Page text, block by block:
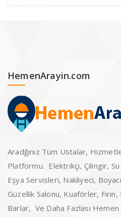
HemenArayin.com
Aradğınız Tüm Ustalar,
Platformu. Elektrikçi, Çilingir, Su
Eşya Servisleri, Nakliyeci,
Güzellik Salonu, Kuaförler,
Barlar, Ve Daha Fazlası Hemen